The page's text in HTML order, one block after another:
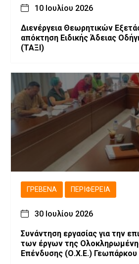
10 Ιουλίου 2026
Διενέργεια Θεωρητικών
απόκτηση Ειδικής Άδειας Οδήγησης Ε.Δ.Χ.
(ΤΑΞΙ)
ΓΡΕΒΕΝΆ ΠΕΡΙΦΈΡΕΙΑ
30 Ιουλίου 2026
Συνάντηση εργασίας για την
των έργων της
Επένδυσης (Ο.Χ.Ε.) Γεωπάρκου